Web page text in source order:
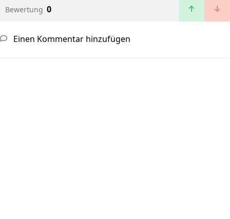
Bewertung 0
Einen Kommentar hinzufügen